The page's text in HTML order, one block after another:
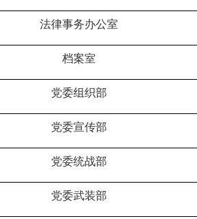
法律事务办公室
档案室
党委组织部
党委宣传部
党委统战部
党委武装部